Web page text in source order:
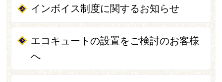
インボイス制度に関するお知らせ
エコキュートの設置をご検討のお客様
へ